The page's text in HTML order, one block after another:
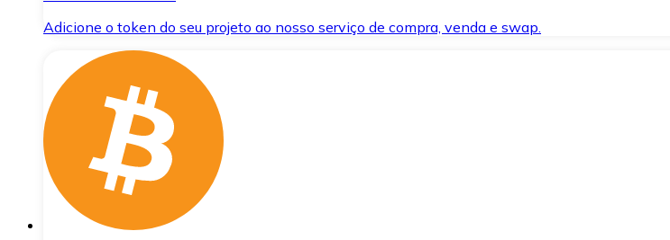
Adicione o token do seu projeto ao nosso serviço de compra, venda e swap.